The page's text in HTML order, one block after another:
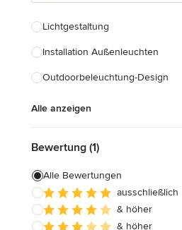
Einbauschränke
Lichtgestaltung
Installation Außenleuchten
Outdoorbeleuchtung-Design
Alle anzeigen
Bewertung (1)
Alle Bewertungen
ausschließlich
& höher
& höher